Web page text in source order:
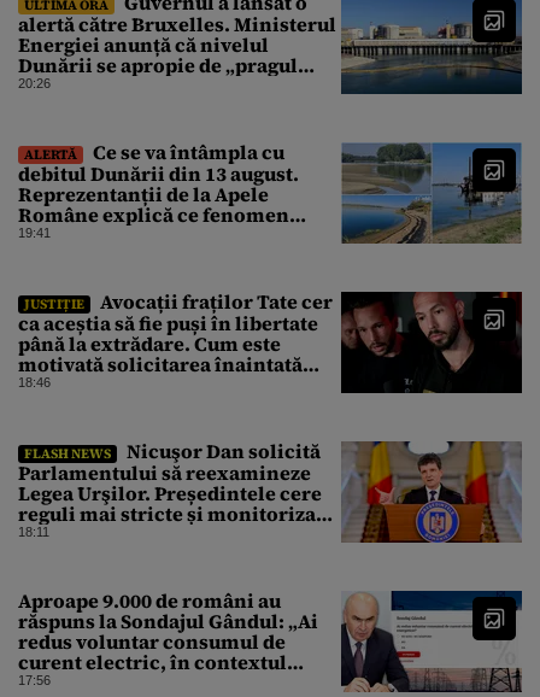
ULTIMA ORĂ
alertă către Bruxelles. Ministerul
Energiei anunță că nivelul
Dunării se apropie de „pragul
critic”, iar centrala de la
20:26
ALERTĂ
Ce se va întâmpla cu
debitul Dunării din 13 august.
Reprezentanții de la Apele
Române explică ce fenomen
urmează
19:41
JUSTIȚIE
Avocații fraților Tate cer
ca aceștia să fie puși în libertate
până la extrădare. Cum este
motivată solicitarea înaintată
instanței
18:46
FLASH NEWS
Nicuşor Dan solicită
Parlamentului să reexamineze
Legea Urşilor. Președintele cere
reguli mai stricte și monitorizare
în timp real
18:11
Aproape 9.000 de români au
răspuns la Sondajul Gândul: „Ai
redus voluntar consumul de
curent electric, în contextul
crizei energetice?” Rezultatul a
17:56